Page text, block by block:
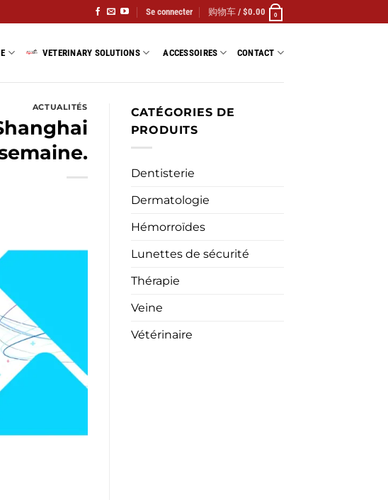
Se connecter 购物车 / $0.00 0
VETERINARY SOLUTIONS ACCESSOIRES CONTACT
ACTUALITÉS
CATÉGORIES DE
PRODUITS
Dentisterie
Dermatologie
Hémorroïdes
Lunettes de sécurité
Thérapie
Veine
Vétérinaire